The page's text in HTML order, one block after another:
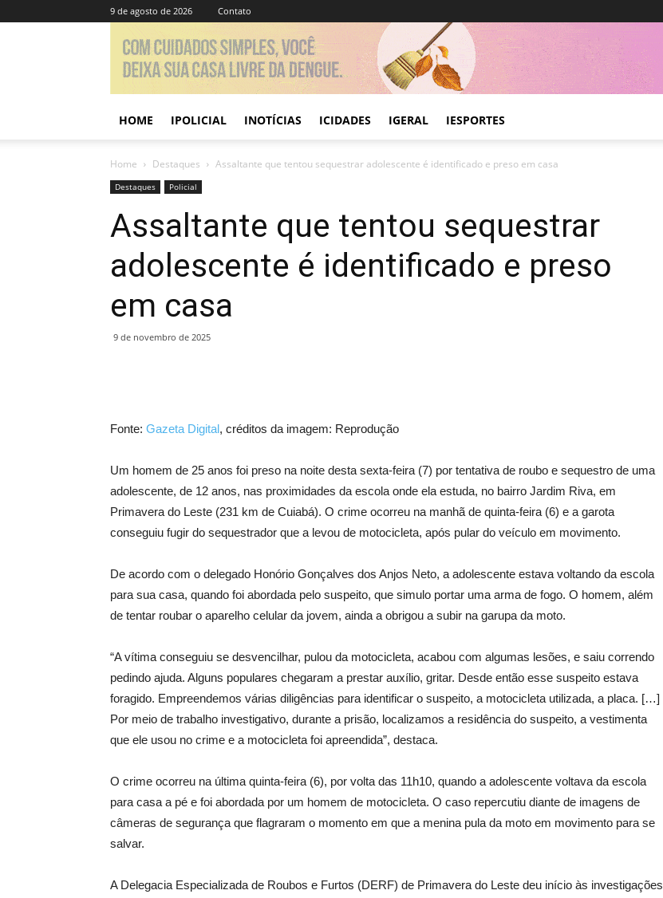
9 de agosto de 2026 Contato
HOME IPOLICIAL INOTÍCIAS ICIDADES IGERAL IESPORTES
Home Destaques Assaltante que tentou sequestrar adolescente é identificado e preso em casa
Destaques Policial
Assaltante que tentou sequestrar
adolescente é identificado e preso
em casa
9 de novembro de 2025
Fonte: Gazeta Digital, créditos da imagem: Reprodução
Um homem de 25 anos foi preso na noite desta sexta-feira (7) por tentativa de roubo e sequestro de uma
adolescente, de 12 anos, nas proximidades da escola onde ela estuda, no bairro Jardim Riva, em
Primavera do Leste (231 km de Cuiabá). O crime ocorreu na manhã de quinta-feira (6) e a garota
conseguiu fugir do sequestrador que a levou de motocicleta, após pular do veículo em movimento.
De acordo com o delegado Honório Gonçalves dos Anjos Neto, a adolescente estava voltando da escola
para sua casa, quando foi abordada pelo suspeito, que simulo portar uma arma de fogo. O homem, além
de tentar roubar o aparelho celular da jovem, ainda a obrigou a subir na garupa da moto.
“A vítima conseguiu se desvencilhar, pulou da motocicleta, acabou com algumas lesões, e saiu correndo
pedindo ajuda. Alguns populares chegaram a prestar auxílio, gritar. Desde então esse suspeito estava
foragido. Empreendemos várias diligências para identificar o suspeito, a motocicleta utilizada, a placa. […]
Por meio de trabalho investigativo, durante a prisão, localizamos a residência do suspeito, a vestimenta
que ele usou no crime e a motocicleta foi apreendida”, destaca.
O crime ocorreu na última quinta-feira (6), por volta das 11h10, quando a adolescente voltava da escola
para casa a pé e foi abordada por um homem de motocicleta. O caso repercutiu diante de imagens de
câmeras de segurança que flagraram o momento em que a menina pula da moto em movimento para se
salvar.
A Delegacia Especializada de Roubos e Furtos (DERF) de Primavera do Leste deu início às investigações